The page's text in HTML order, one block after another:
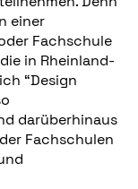
einer
Fachschule
in Rheinland-
“Design
darüberhinaus
Fachschulen